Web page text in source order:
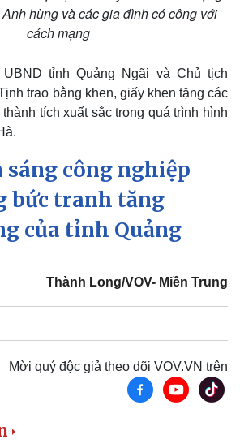
Tin Công nghệ
Trải nghiệm
Chuyển đổi số
hùng và các gia đình có công với
cách mạng
tỉnh Quảng Ngãi và Chủ tịch
trao bằng khen, giấy khen tặng các
tích xuất sắc trong quá trình hình
sáng công nghiệp
bức tranh tăng
của tỉnh Quảng
Thành Long/VOV- Miền Trung
Mời quý độc giả theo dõi VOV.VN trên